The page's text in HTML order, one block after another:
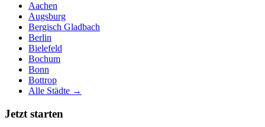
Aachen
Augsburg
Bergisch Gladbach
Berlin
Bielefeld
Bochum
Bonn
Bottrop
Alle Städte →
Jetzt starten